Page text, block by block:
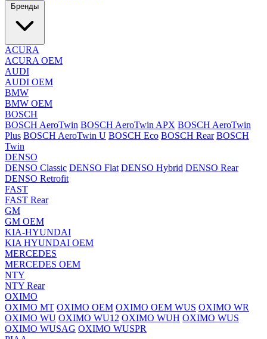
Бренды
ACURA
ACURA OEM
AUDI
AUDI OEM
BMW
BMW OEM
BOSCH
BOSCH AeroTwin BOSCH AeroTwin APX BOSCH AeroTwin
Plus BOSCH AeroTwin U BOSCH Eco BOSCH Rear BOSCH
Twin
DENSO
DENSO Classic DENSO Flat DENSO Hybrid DENSO Rear
DENSO Retrofit
FAST
FAST Rear
GM
GM OEM
KIA-HYUNDAI
KIA HYUNDAI OEM
MERCEDES
MERCEDES OEM
NTY
NTY Rear
OXIMO
OXIMO MT OXIMO OEM OXIMO OEM WUS OXIMO WR
OXIMO WU OXIMO WU12 OXIMO WUH OXIMO WUS
OXIMO WUSAG OXIMO WUSPR